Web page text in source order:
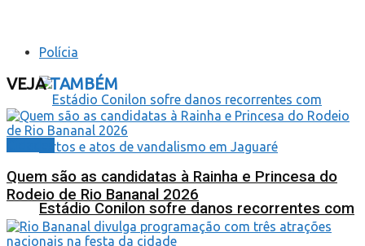
Polícia
Estádio Conilon sofre danos recorrentes com
VEJATAMBÉM
Quem são as candidatas à Rainha e Princesa do
Rodeio de Rio Bananal 2026